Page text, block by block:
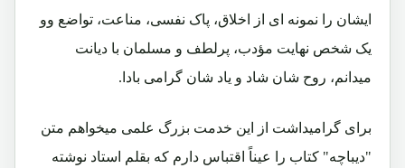
ایشان را نمونه ای از اخلاق، پاک نفسی، مناعت، تواضع وو
یک شخص نهایت مؤدب، پرلطف و مسلمان با دیانت
میدانم، روح شان شاد و یاد شان گرامی بادا.
برای گرامیداشت از این خدمت بزرگ علمی میخواهم متن
"دیباچه" کتاب را عیناً اقتباس دارم که بقلم استاد نوشته